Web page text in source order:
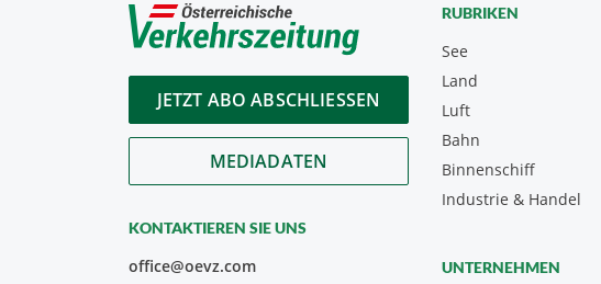
JETZT ABO ABSCHLIESSEN
MEDIADATEN
KONTAKTIEREN SIE UNS
office@oevz.com
RUBRIKEN
See
Land
Luft
Bahn
Binnenschiff
Industrie & Handel
UNTERNEHMEN